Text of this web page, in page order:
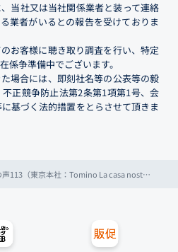
当社又は当社関係業者と装って連絡
業者がいるとの報告を受けておりま
お客様に聴き取り調査を行い、特定
係争準備中でございます。
場合には、即刻社名等の公表等の毅
正競争防止法第2条第1項第1号、会
基づく法的措置をとらさせて頂きま
お客様の声113（東京本社：Tomino La casa nostra様）